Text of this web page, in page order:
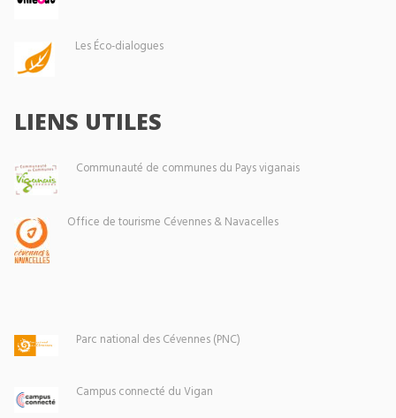
Les Éco-dialogues
LIENS UTILES
Communauté de communes du Pays viganais
Office de tourisme Cévennes & Navacelles
Parc national des Cévennes (PNC)
Campus connecté du Vigan